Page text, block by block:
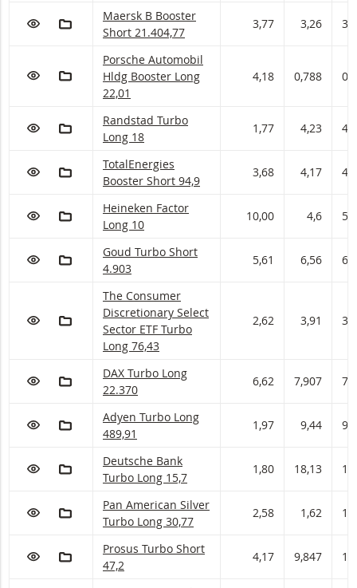
VOEG TOE AAN WATCHLIST
AAN PORTFOLIO TOEVOEGEN
Maersk B Booster met ISIN code:
Maersk B Booster
Short 21.404,77
3,77 3,26
VOEG TOE AAN WATCHLIST
AAN PORTFOLIO TOEVOEGEN
Porsche Automobil Hldg Booster met ISIN code:
Porsche Automobil
Hldg Booster Long
22,01
4,18 0,788
VOEG TOE AAN WATCHLIST
AAN PORTFOLIO TOEVOEGEN
Randstad Turbo met ISIN code:
Randstad Turbo
Long 18
1,77 4,23
VOEG TOE AAN WATCHLIST
AAN PORTFOLIO TOEVOEGEN
TotalEnergies Booster met ISIN code:
TotalEnergies
Booster Short 94,9
3,68 4,17
VOEG TOE AAN WATCHLIST
AAN PORTFOLIO TOEVOEGEN
Heineken Factor met ISIN code:
Heineken Factor
Long 10
10,00 4,6 5
VOEG TOE AAN WATCHLIST
AAN PORTFOLIO TOEVOEGEN
Goud Turbo met ISIN code:
Goud Turbo Short
4.903
5,61 6,56
VOEG TOE AAN WATCHLIST
AAN PORTFOLIO TOEVOEGEN
The Consumer Discretionary Select Sector ETF
The Consumer
Discretionary Select
Sector ETF Turbo
Long 76,43
2,62 3,91
VOEG TOE AAN WATCHLIST
AAN PORTFOLIO TOEVOEGEN
DAX Turbo met ISIN code:
DAX Turbo Long
22.370
6,62 7,907
VOEG TOE AAN WATCHLIST
AAN PORTFOLIO TOEVOEGEN
Adyen Turbo met ISIN code:
Adyen Turbo Long
489,91
1,97 9,44
VOEG TOE AAN WATCHLIST
AAN PORTFOLIO TOEVOEGEN
Deutsche Bank Turbo met ISIN code:
Deutsche Bank
Turbo Long 15,7
1,80 18,13
VOEG TOE AAN WATCHLIST
AAN PORTFOLIO TOEVOEGEN
Pan American Silver Turbo met ISIN code:
Pan American Silver
Turbo Long 30,77
2,58 1,62
VOEG TOE AAN WATCHLIST
AAN PORTFOLIO TOEVOEGEN
Prosus Turbo met ISIN code:
Prosus Turbo Short
47,2
4,17 9,847